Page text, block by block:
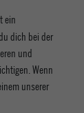
ein
dich bei der
und
Wenn
unserer